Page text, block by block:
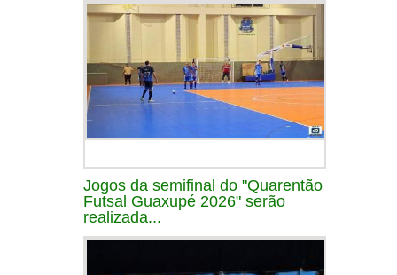
Jogos da semifinal do "Quarentão
Futsal Guaxupé 2026" serão
realizada...